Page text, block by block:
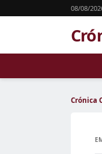
08/08/
Crónica